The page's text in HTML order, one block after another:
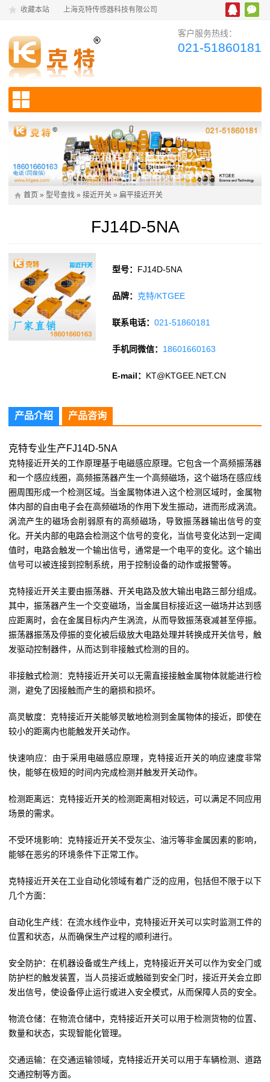
收藏本站 上海克特传感器科技有限公司
客户服务热线：
021-51860181
首页 » 型号查找 » 接近开关 » 扁平接近开关
FJ14D-5NA
型号： FJ14D-5NA
品牌： 克特/KTGEE
联系电话：021-51860181
手机同微信： 18601660163
E-mail： KT@KTGEE.NET.CN
产品介绍 产品咨询
克特专业生产FJ14D-5NA
克特接近开关的工作原理基于电磁感应原理。它包含一个高频振荡器
和一个感应线圈，高频振荡器产生一个高频磁场，这个磁场在感应线
圈周围形成一个检测区域。当金属物体进入这个检测区域时，金属物
体内部的自由电子会在高频磁场的作用下发生振动，进而形成涡流。
涡流产生的磁场会削弱原有的高频磁场，导致振荡器输出信号的变
化。开关内部的电路会检测这个信号的变化，当信号变化达到一定阈
值时，电路会触发一个输出信号，通常是一个电平的变化。这个输出
信号可以被连接到控制系统，用于控制设备的动作或报警等。
克特接近开关主要由振荡器、开关电路及放大输出电路三部分组成。
其中，振荡器产生一个交变磁场，当金属目标接近这一磁场并达到感
应距离时，会在金属目标内产生涡流，从而导致振荡衰减甚至停振。
振荡器振荡及停振的变化被后级放大电路处理并转换成开关信号，触
发驱动控制器件，从而达到非接触式检测的目的。
非接触式检测：克特接近开关可以无需直接接触金属物体就能进行检
测，避免了因接触而产生的磨损和损坏。
高灵敏度：克特接近开关能够灵敏地检测到金属物体的接近，即使在
较小的距离内也能触发开关动作。
快速响应：由于采用电磁感应原理，克特接近开关的响应速度非常
快，能够在极短的时间内完成检测并触发开关动作。
检测距离远：克特接近开关的检测距离相对较远，可以满足不同应用
场景的需求。
不受环境影响：克特接近开关不受灰尘、油污等非金属因素的影响，
能够在恶劣的环境条件下正常工作。
克特接近开关在工业自动化领域有着广泛的应用，包括但不限于以下
几个方面：
自动化生产线：在流水线作业中，克特接近开关可以实时监测工件的
位置和状态，从而确保生产过程的顺利进行。
安全防护：在机器设备或生产线上，克特接近开关可以作为安全门或
防护栏的触发装置，当人员接近或触碰到安全门时，接近开关会立即
发出信号，使设备停止运行或进入安全模式，从而保障人员的安全。
物流仓储：在物流仓储中，克特接近开关可以用于检测货物的位置、
数量和状态，实现智能化管理。
交通运输：在交通运输领域，克特接近开关可以用于车辆检测、道路
交通控制等方面。